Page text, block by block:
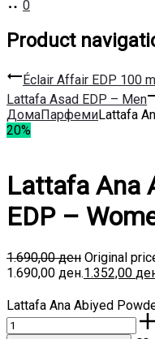
0
Product
Éclair Affair EDP 100
Lattafa Asad EDP – Men
ДомаПарфемиLattafa
20%
Lattafa Ana
EDP –
1.690,00ден Original
1.690,00 ден.1.352,00
Lattafa Ana Abiyed